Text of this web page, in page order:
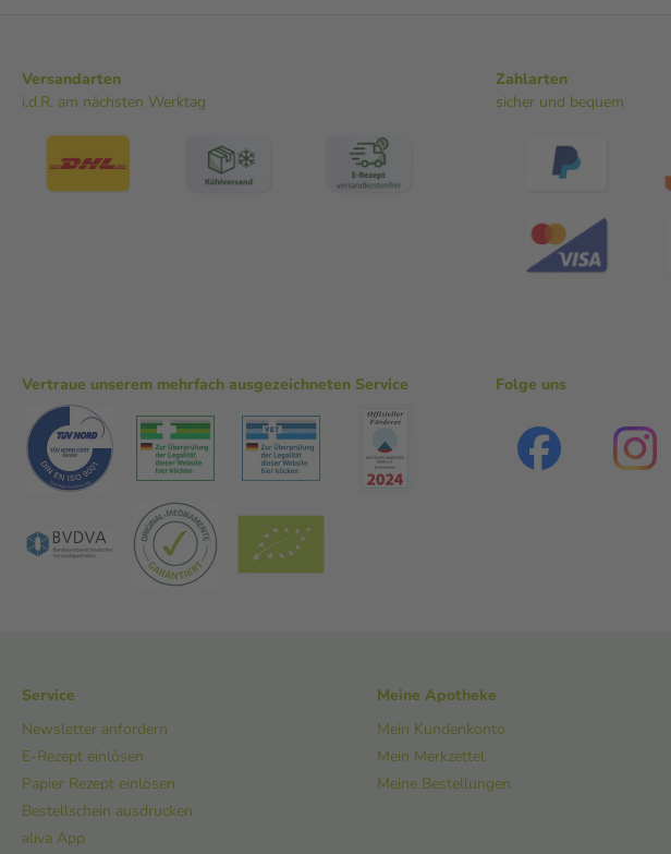
Versandarten
i.d.R. am nächsten Werktag
Zahlarten
sicher und bequem
Vertraue unserem mehrfach ausgezeichneten Service Folge uns
Service
Newsletter anfordern
E-Rezept einlösen
Papier Rezept einlösen
Bestellschein ausdrucken
aliva App
Meine Apotheke
Mein Kundenkonto
Mein Merkzettel
Meine Bestellungen